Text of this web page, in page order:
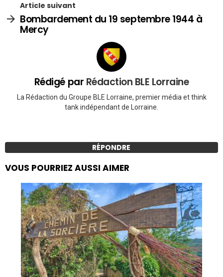
Article suivant
Bombardement du 19 septembre 1944 à
Mercy
Rédigé par Rédaction BLE Lorraine
La Rédaction du Groupe BLE Lorraine, premier média et think
tank indépendant de Lorraine.
RÉPONDRE
VOUS POURRIEZ AUSSI AIMER